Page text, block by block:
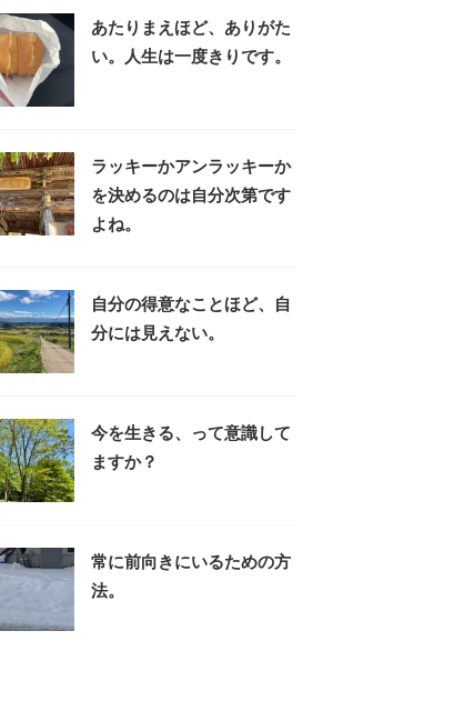
あたりまえほど、ありがた
い。人生は一度きりです。
ラッキーかアンラッキーか
を決めるのは自分次第です
よね。
自分の得意なことほど、自
分には見えない。
今を生きる、って意識して
ますか？
常に前向きにいるための方
法。